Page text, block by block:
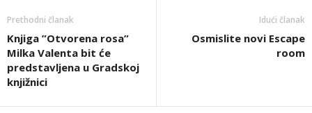
Prethodni članak
Knjiga ”Otvorena rosa”
Milka Valenta bit će
predstavljena u Gradskoj
knjižnici
Idući članak
Osmislite novi Escape
room